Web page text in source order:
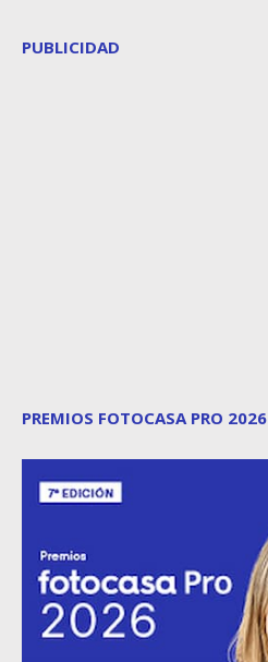
PUBLICIDAD
PREMIOS FOTOCASA PRO 2026